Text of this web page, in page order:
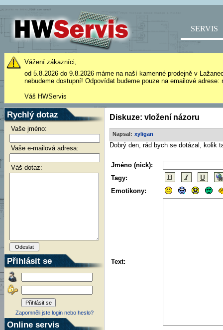
SERVIS
Vážení zákazníci,
od 5.8.2026 do 9.8.2026 máme na naší kamenné prodejně v
nebudeme dostupní! Odpovídat budeme pouze na emailové
Váš HWServis
Rychlý dotaz
Vaše jméno:
Vaše e-mailová adresa:
Váš dotaz:
Přihlásit se
Zapomněli jste login nebo heslo?
Online servis
Diskuze: vložení názoru
Napsal: xyligan
Dobrý den, rád bych se dotázal, kolik
Jméno (nick):
Tagy:
Emotikony:
Text: